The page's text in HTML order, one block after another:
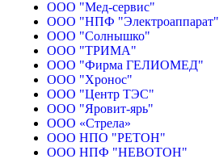
ООО "Мед-сервис"
ООО "НПФ "Электроаппарат"
ООО "Солнышко"
ООО "ТРИМА"
ООО "Фирма ГЕЛИОМЕД"
ООО "Хронос"
ООО "Центр ТЭС"
ООО "Яровит-ярь"
ООО «Стрела»
ООО НПО "РЕТОН"
ООО НПФ "НЕВОТОН"